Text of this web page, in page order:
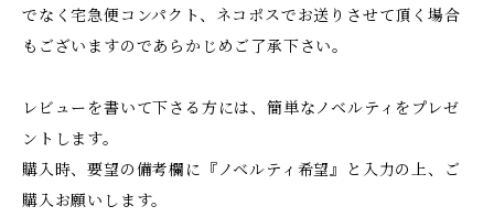
でなく宅急便コンパクト、ネコポスでお送りさせて頂く場合
もございますのであらかじめご了承下さい。
レビューを書いて下さる方には、簡単なノベルティをプレゼ
ントします。
購入時、要望の備考欄に『ノベルティ希望』と入力の上、ご
購入お願いします。